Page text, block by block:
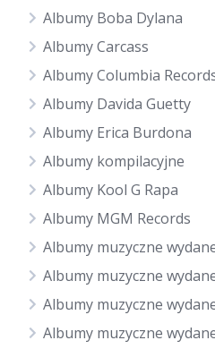
Albumy Boba Dylana
Albumy Carcass
Albumy Columbia
Albumy Davida Guetty
Albumy Erica Burdona
Albumy kompilacyjne
Albumy Kool G Rapa
Albumy MGM Records
Albumy muzyczne
Albumy muzyczne
Albumy muzyczne
Albumy muzyczne